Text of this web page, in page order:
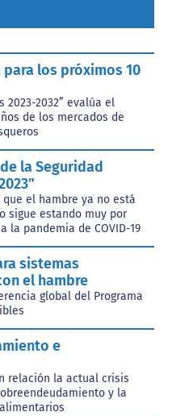
los próximos 10
2023-2032” evalúa el
de los mercados de
la Seguridad
el hambre ya no está
sigue estando muy por
la pandemia de COVID-19
sistemas
el hambre
global del Programa
e
relación la actual crisis
y la